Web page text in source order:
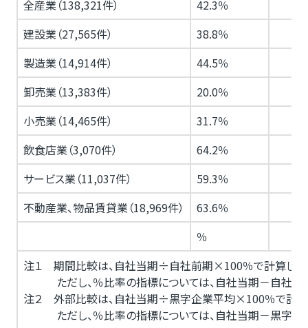
全産業（138,321件）
42.3％
建設業（27,565件）
38.8％
製造業（14,914件）
44.5％
卸売業（13,383件）
20.0％
小売業（14,465件）
31.7％
飲食店業（3,070件）
64.2％
サービス業（11,037件）
59.3％
不動産業、物品賃貸業（18,969件）
63.6％
％
注１ 期間比較は、自社当期÷自社前期×100％で計算しま
ただし、％比率の指標については、自社当期－自社前
注２ 外部比較は、自社当期÷黒字企業平均×100％で計算
ただし、％比率の指標については、自社当期－黒字企